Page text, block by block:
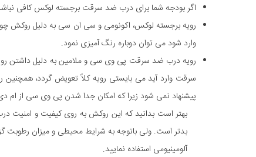
اگر بودجه شما برای درب ضد سرقت برجسته لوکس کافی
رویه برجسته لوکس، اکونومی و سی ان سی به دلیل روکش
وارد شود می توان دوباره رنگ آمیزی نمود.
رویه درب ضد سرقت پی وی سی و ملامین به دلیل داشتن
سرقت وارد آید می بایستی رویه کلاً تعویض گردد،
پیشنهاد نمی شود زیرا که امکان جدا شدن پی وی سی از ام
بهتر است بدانید که این روکش به روی کیفیت و امنیت
بدتر است. ولی باتوجه به شرایط محیطی و میزان رطوبت
آلومینیومی استفاده نمایید.